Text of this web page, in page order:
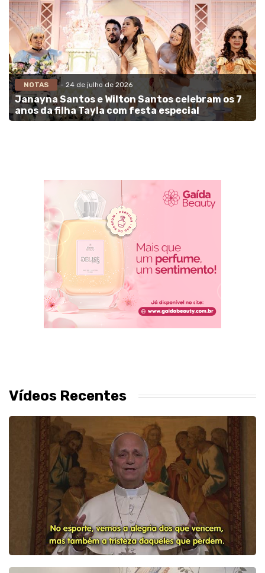
NOTAS - 24 de julho de 2026
Janayna Santos e Wilton Santos celebram os 7
anos da filha Tayla com festa especial
Vídeos Recentes